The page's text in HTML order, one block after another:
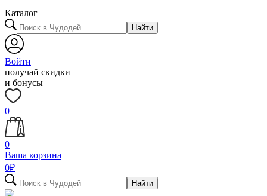
Каталог
Найти
Войти
получай скидки
и бонусы
0
0
Ваша корзина
0₽
Найти